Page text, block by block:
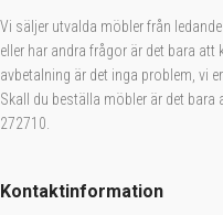
Vi säljer utvalda möbler från
eller har andra frågor är det bara
avbetalning är det inga problem, vi
Skall du beställa möbler är det
272710.
Kontaktinformation